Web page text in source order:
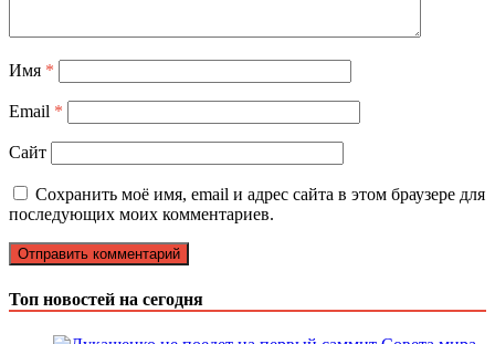
Имя *
Email *
Сайт
Сохранить моё имя, email и адрес сайта в этом браузере для
последующих моих комментариев.
Топ новостей на сегодня